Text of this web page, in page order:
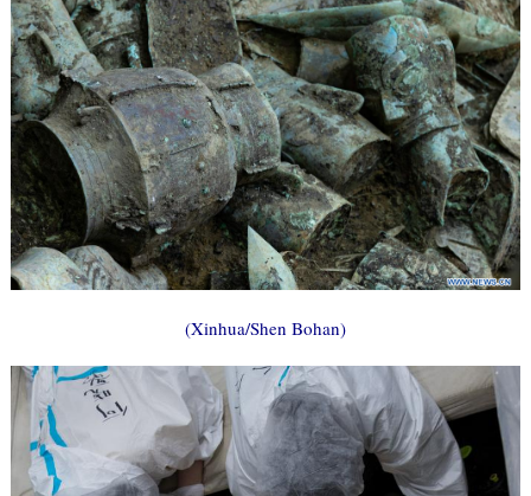
(Xinhua/Shen Bohan)